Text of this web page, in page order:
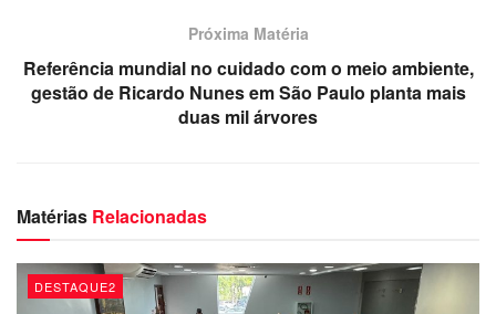
O levantamento leva em conta ótica de dois pilares no
do assunto como condição básica para mensurar o bem-
estar da população e a efetividade da função
governamental.
Ainda segundo o ranking, a divisão nestes dois pilares tem
Próxima Matéria
Referência mundial no cuidado com o meio ambiente,
gestão de Ricardo Nunes em São Paulo planta mais
duas mil árvores
Matérias Relacionadas
DESTAQUE2